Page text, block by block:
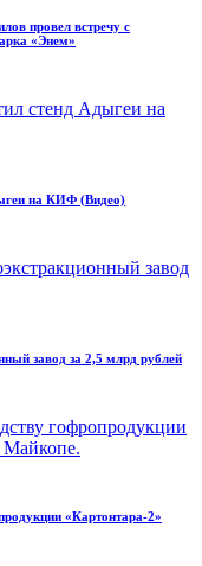
провел встречу с
«Энем»
на КИФ (Видео)
завод за 2,5 млрд рублей
«Картонтара-2»